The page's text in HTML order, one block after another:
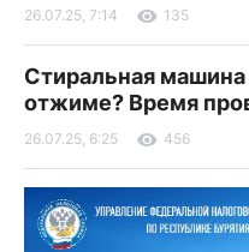
26.07.25, 7:14 135
Стиральная машина
отжиме? Время
26.07.25, 6:25 456